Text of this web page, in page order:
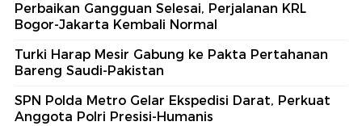
Perbaikan Gangguan Selesai, Perjalanan KRL
Bogor-Jakarta Kembali Normal
Turki Harap Mesir Gabung ke Pakta Pertahanan
Bareng Saudi-Pakistan
SPN Polda Metro Gelar Ekspedisi Darat, Perkuat
Anggota Polri Presisi-Humanis